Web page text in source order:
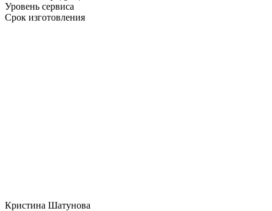
Уровень сервиса
Срок изготовления
Кристина Шатунова